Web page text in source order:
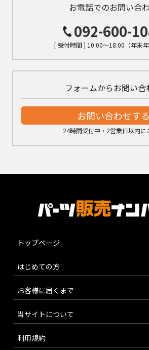
お電話でのお問い合
092-600-
[ 受付時間 ] 10:00～18:00（年末年
フォームからお問い合
お問い合わせする
24時間受付中・2営業日以内に
トップページ
はじめての方
お客様に届くまで
当サイトについて
利用規約